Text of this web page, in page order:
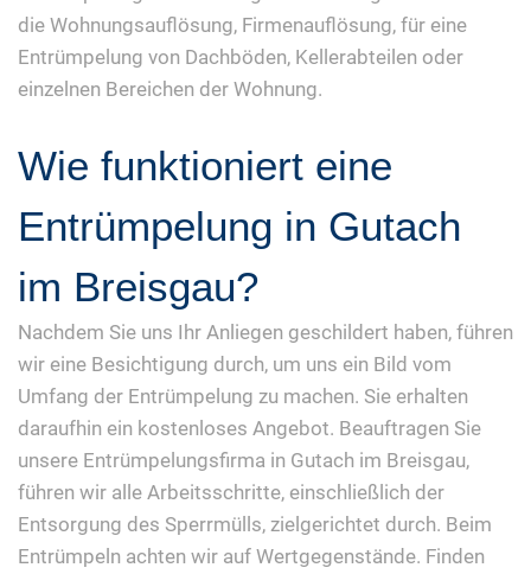
die Wohnungsauflösung, Firmenauflösung, für eine
Entrümpelung von Dachböden, Kellerabteilen oder
einzelnen Bereichen der Wohnung.
Wie funktioniert eine
Entrümpelung in Gutach
im Breisgau?
Nachdem Sie uns Ihr Anliegen geschildert haben, führen
wir eine Besichtigung durch, um uns ein Bild vom
Umfang der Entrümpelung zu machen. Sie erhalten
daraufhin ein kostenloses Angebot. Beauftragen Sie
unsere Entrümpelungsfirma in Gutach im Breisgau,
führen wir alle Arbeitsschritte, einschließlich der
Entsorgung des Sperrmülls, zielgerichtet durch. Beim
Entrümpeln achten wir auf Wertgegenstände. Finden